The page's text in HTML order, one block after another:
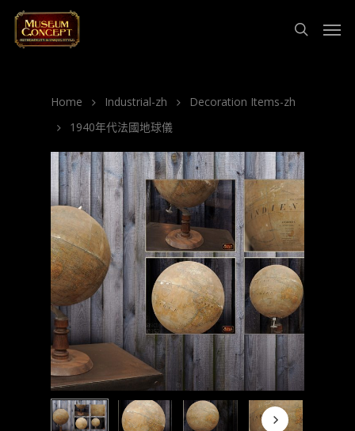
Home Industrial-zh
Decoration Items-zh
1940年代法國地球儀